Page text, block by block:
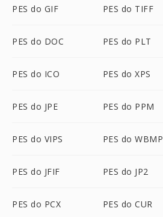
PES do GIF PES do TIFF
PES do DOC PES do PLT
PES do ICO PES do XPS
PES do JPE PES do PPM
PES do VIPS PES do WBMP
PES do JFIF PES do JP2
PES do PCX PES do CUR